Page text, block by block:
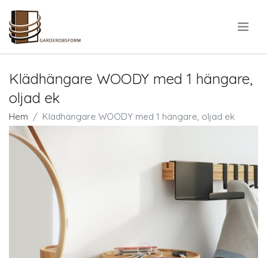
Klädhängare WOODY med 1 hängare,
oljad ek
Hem Klädhängare WOODY med 1 hängare, oljad ek